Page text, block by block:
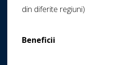
din diferite regiuni)
Beneficii